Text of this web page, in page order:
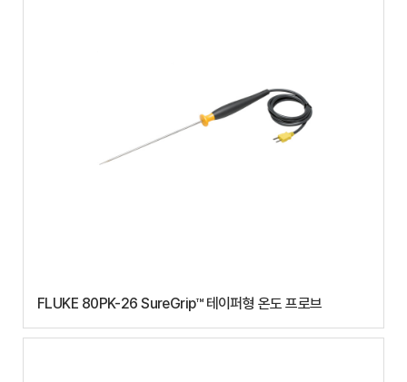
FLUKE 80PK-26 SureGrip™ 테이퍼형 온도 프로브